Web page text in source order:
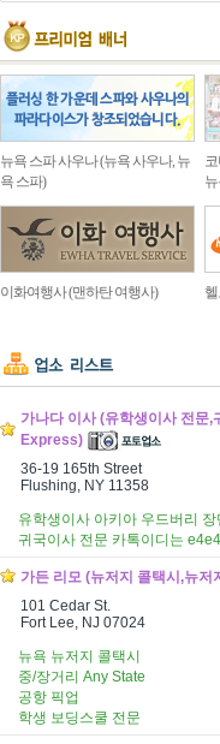
뉴욕 스파 사우나 (뉴욕 사우나, 뉴
욕 스파)
이화여행사 (맨하탄 여행사)
가나다 이사 (유학생이사 전문
Express)
36-19 165th Street
Flushing, NY 11358
유학생이사 아키아 우드버리
귀국이사 전문 카톡이디는 e4e4
가든 리모 (뉴저지 콜택시,뉴
101 Cedar St.
Fort Lee, NJ 07024
뉴욕 뉴저지 콜택시
중/장거리 Any State
공항 픽업
학생 보딩스쿨 전문